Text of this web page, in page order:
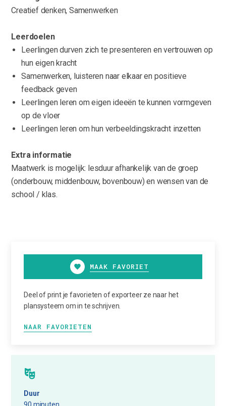
Creatief denken, Samenwerken
Leerdoelen
Leerlingen durven zich te presenteren en vertrouwen op
hun eigen kracht
Samenwerken, luisteren naar elkaar en positieve
feedback geven
Leerlingen leren om eigen ideeën te kunnen vormgeven
op de vloer
Leerlingen leren om hun verbeeldingskracht inzetten
Extra informatie
Maatwerk is mogelijk: lesduur afhankelijk van de groep
(onderbouw, middenbouw, bovenbouw) en wensen van de
school / klas.
MAAK FAVORIET
Deel of print je favorieten of exporteer ze naar het
plansysteem om in te schrijven.
NAAR FAVORIETEN
Duur